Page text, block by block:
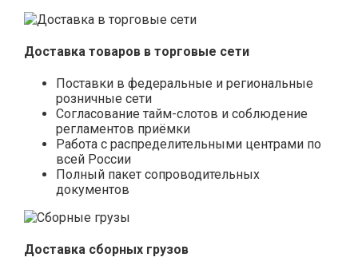
Доставка товаров в торговые сети
Поставки в федеральные и региональные
розничные сети
Согласование тайм-слотов и соблюдение
регламентов приёмки
Работа с распределительными центрами по
всей России
Полный пакет сопроводительных
документов
Доставка сборных грузов